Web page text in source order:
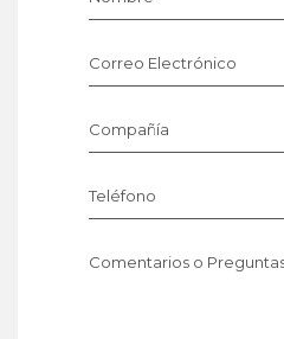
Correo Electrónico
Compañía
Teléfono
Comentarios o